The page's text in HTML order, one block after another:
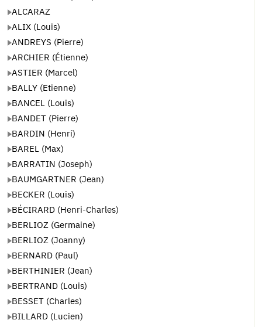
ALCARAZ
ALIX (Louis)
ANDREYS (Pierre)
ARCHIER (Étienne)
ASTIER (Marcel)
BALLY (Etienne)
BANCEL (Louis)
BANDET (Pierre)
BARDIN (Henri)
BAREL (Max)
BARRATIN (Joseph)
BAUMGARTNER (Jean)
BECKER (Louis)
BÉCIRARD (Henri-Charles)
BERLIOZ (Germaine)
BERLIOZ (Joanny)
BERNARD (Paul)
BERTHINIER (Jean)
BERTRAND (Louis)
BESSET (Charles)
BILLARD (Lucien)